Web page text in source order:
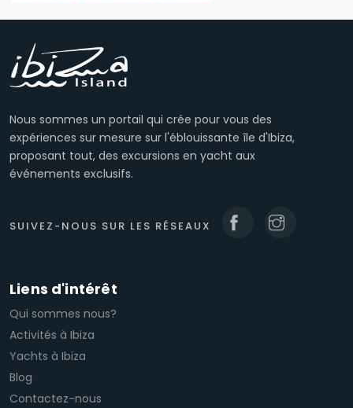
Nous sommes un portail qui crée pour vous des
expériences sur mesure sur l'éblouissante île d'Ibiza,
proposant tout, des excursions en yacht aux
événements exclusifs.
SUIVEZ-NOUS SUR LES RÉSEAUX
Liens d'intérêt
Qui sommes nous?
Activités à Ibiza
Yachts à Ibiza
Blog
Contactez-nous